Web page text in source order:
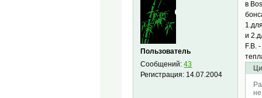
Пользователь
Сообщений:43
Регистрация: 14.07.2004
в
и
F.B.